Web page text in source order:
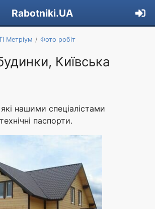
Rabotniki.UA
Метріум Фото робіт
Київська
нашими спеціалістами
паспорти.